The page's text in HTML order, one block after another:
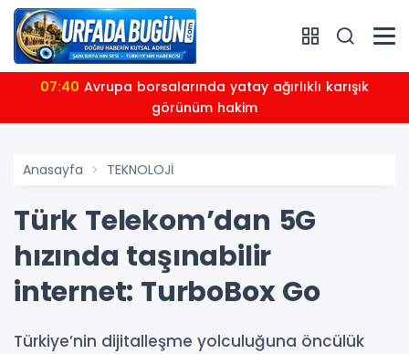
07:40
görünüm hakim
Anasayfa TEKNOLOJİ
Türk Telekom’dan 5G
hızında taşınabilir
internet: TurboBox Go
Türkiye’nin dijitalleşme yolculuğuna öncülük